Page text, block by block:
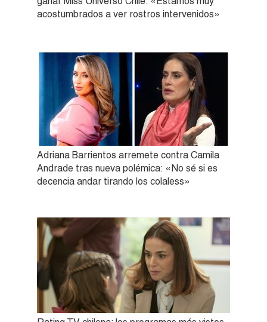
acostumbrados a ver rostros intervenidos»
Adriana Barrientos arremete contra Camila
Andrade tras nueva polémica: «No sé si es
decencia andar tirando los colaless»